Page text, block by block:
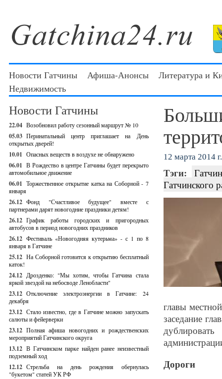
Новости Гатчины Афиша-Анонсы
Литература и
Недвижимость
Новости Гатчины
22.04 Возобновил работу сезонный маршрут № 10
05.03 Перинатальный центр приглашает на День
открытых дверей!
10.01 Опасных веществ в воздухе не обнаружено
06.01 В Рождество в центре Гатчины будет перекрыто
автомобильное движение
06.01 Торжественное открытие катка на Соборной - 7
января
26.12 Фонд "Счастливое будущее" вместе с
партнерами дарят новогодние праздники детям!
26.12 График работы городских и пригородных
автобусов в период новогодних праздников
26.12 Фестиваль «Новогодняя кутерьма» - с 1 по 8
января в Гатчине
25.12 На Соборной готовится к открытию бесплатный
каток!
24.12 Дрозденко: "Мы хотим, чтобы Гатчина стала
яркой звездой на небосводе Ленобласти"
23.12 Отключение электроэнергии в Гатчине: 24
декабря
23.12 Стало известно, где в Гатчине можно запускать
салюты и фейерверки
23.12 Полная афиша новогодних и рождественских
мероприятий Гатчинского округа
13.12 В Гатчинском парке найден ранее неизвестный
подземный ход
12.12 Стрельба на день рождения обернулась
"букетом" статей УК РФ
12 марта 2014 г.
Тэги:
Гатчинского
главы
заседание
Дороги